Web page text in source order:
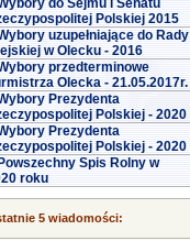
do Sejmu i Senatu
Polskiej 2015
uzupełniające do Rady
w Olecku - 2016
przedterminowe
Olecka - 21.05.2017r.
Prezydenta
Polskiej - 2020
Prezydenta
Polskiej - 2020
Powszechny Spis Rolny w
roku
5 wiadomości: